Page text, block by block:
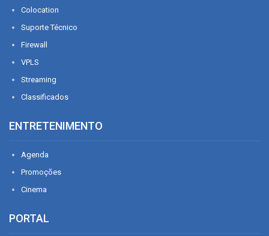
Colocation
Suporte Técnico
Firewall
VPLS
Streaming
Classificados
ENTRETENIMENTO
Agenda
Promoções
Cinema
PORTAL